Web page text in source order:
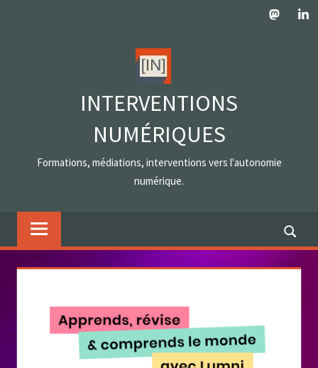
INTERVENTIONS
NUMÉRIQUES
Formations, médiations, interventions vers l'autonomie
numérique.